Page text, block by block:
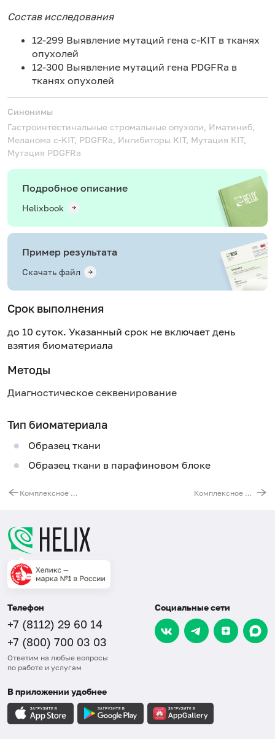
Состав исследования
12-299 Выявление мутаций гена c-KIT в тканях
опухолей
12-300 Выявление мутаций гена PDGFRa в
тканях опухолей
Синонимы
Гастроинтестинальные стромальные опухоли, Иматиниб,
Меланома c-KIT, PDGFRa, Ингибиторы KIT, Мутация KIT,
Мутация PDGFRa
Подробное описание
Helixbook
Пример результата
Скачать файл
Срок выполнения
до 10 суток. Указанный срок не включает день
взятия биоматериала
Методы
Диагностическое секвенирование
Тип биоматериала
Образец ткани
Образец ткани в парафиновом блоке
Комплексное молекулярно-генетическое исследование при раке молочной железы Комплексное молекулярно-генетическое исследование при раке желудка (HER2 амплификация, MSI)
Телефон
+7 (8112) 29 60 14
+7 (800) 700 03 03
Ответим на любые вопросы
по работе и услугам
Социальные сети
В приложении удобнее